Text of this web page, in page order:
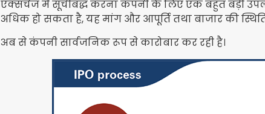
एक्सचेंज में सूचीबद्ध करना कंपनी के लिए एक बहुत बड़ी
अधिक हो सकता है, यह मांग और आपूर्ति तथा बाजार की
अब से कंपनी सार्वजनिक रूप से कारोबार कर रही है।